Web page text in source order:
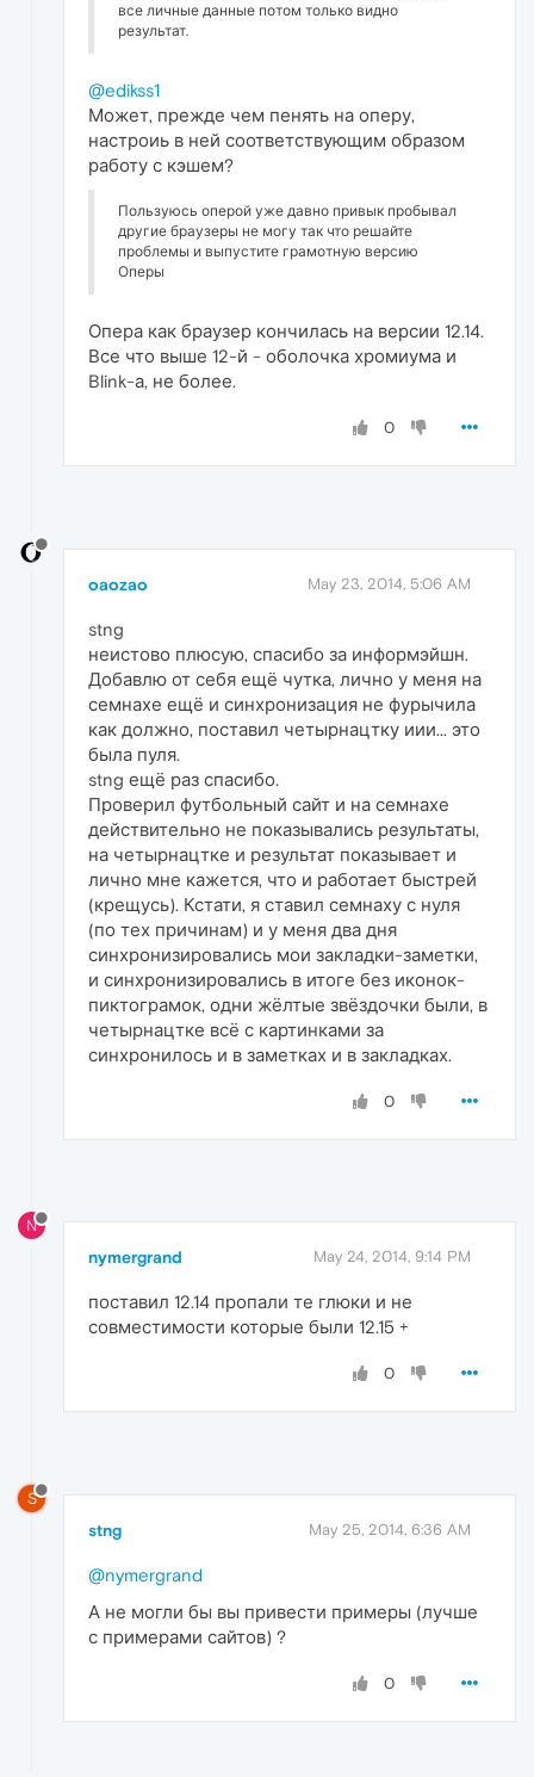
все личные данные потом только видно
результат.
@edikss1
Может, прежде чем пенять на оперу,
настроиь в ней соответствующим образом
работу с кэшем?
Пользуюсь оперой уже давно привык пробывал
другие браузеры не могу так что решайте
проблемы и выпустите грамотную версию
Оперы
Опера как браузер кончилась на версии 12.14.
Все что выше 12-й - оболочка хромиума и
Blink-а, не более.
0
oaozao May 23, 2014, 5:06 AM
stng
неистово плюсую, спасибо за информэйшн.
Добавлю от себя ещё чутка, лично у меня на
семнахе ещё и синхронизация не фурычила
как должно, поставил четырнацтку иии... это
была пуля.
stng ещё раз спасибо.
Проверил футбольный сайт и на семнахе
действительно не показывались результаты,
на четырнацтке и результат показывает и
лично мне кажется, что и работает быстрей
(крещусь). Кстати, я ставил семнаху с нуля
(по тех причинам) и у меня два дня
синхронизировались мои закладки-заметки,
и синхронизировались в итоге без иконок-
пиктограмок, одни жёлтые звёздочки были, в
четырнацтке всё с картинками за
синхронилось и в заметках и в закладках.
0
N
nymergrand May 24, 2014, 9:14 PM
поставил 12.14 пропали те глюки и не
совместимости которые были 12.15 +
0
S
stng May 25, 2014, 6:36 AM
@nymergrand
А не могли бы вы привести примеры (лучше
с примерами сайтов) ?
0